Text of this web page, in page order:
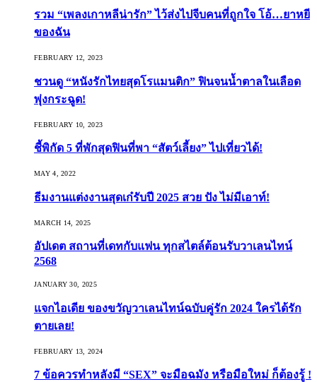
รวม “เพลงเกาหลีน่ารัก” ไว้ส่งไปจีบคนที่ถูกใจ โอ้…ยาหยี
ของฉัน
FEBRUARY 12, 2023
ชวนดู “หนังรักไทยสุดโรแมนติก” ฟินจนน้ำตาลในเลือด
พุ่งกระฉูด!
FEBRUARY 10, 2023
ชี้พิกัด 5 ที่พักสุดฟินที่พา “สัตว์เลี้ยง” ไปเที่ยวได้!
MAY 4, 2022
ธีมงานแต่งงานสุดเก๋รับปี 2025 สวย ปัง ไม่มีเอาท์!
MARCH 14, 2025
อัปเดต สถานที่เดทกับแฟน ทุกสไตล์ต้อนรับวาเลนไทน์
2568
JANUARY 30, 2025
แจกไอเดีย ของขวัญวาเลนไทน์ฉบับคู่รัก 2024 ใครได้รัก
ตายเลย!
FEBRUARY 13, 2024
7 ข้อควรทำหลังมี “SEX” จะมือฉมัง หรือมือใหม่ ก็ต้องรู้ !